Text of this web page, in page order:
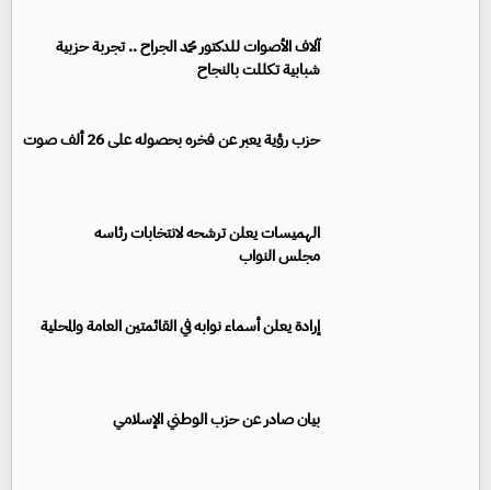
آلاف الأصوات للدكتور محمد الجراح .. تجربة حزبية
شبابية تكللت بالنجاح
حزب رؤية يعبر عن فخره بحصوله على 26 ألف صوت
الهميسات يعلن ترشحه لانتخابات رئاسه
مجلس النواب
إرادة يعلن أسماء نوابه في القائمتين العامة والمحلية
بيان صادر عن حزب الوطني الإسلامي